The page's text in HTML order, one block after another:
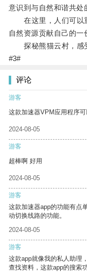
意识到与自然和谐共处
在这里，人们可以
自然资源贡献自己的一
探秘熊猫云村，感
#3#
评论
游客
这款加速器VPM应用程序
2024-08-05
游客
超棒啊 好用
2024-08-05
游客
这款加速器app的功能有点
动切换线路的功能。
2024-08-05
游客
这款app就像我的私人助理
查找资料，这款app的搜索